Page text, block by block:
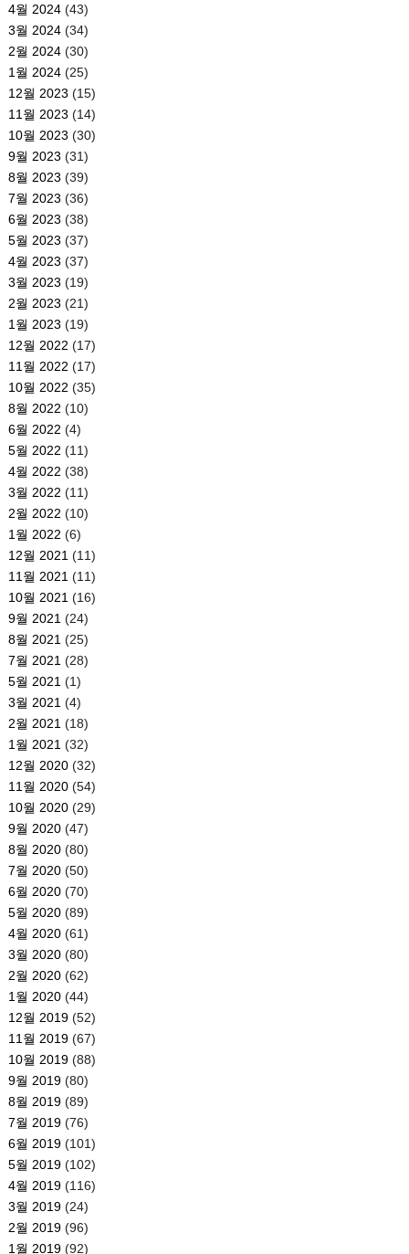
4월 2024(43)
3월 2024(34)
2월 2024(30)
1월 2024(25)
12월 2023 (15)
11월 2023 (14)
10월 2023 (30)
9월 2023 (31)
8월 2023 (39)
7월 2023 (36)
6월 2023 (38)
5월 2023 (37)
4월 2023 (37)
3월 2023 (19)
2월 2023 (21)
1월 2023 (19)
12월 2022 (17)
11월 2022 (17)
10월 2022 (35)
8월 2022 (10)
6월 2022 (4)
5월 2022 (11)
4월 2022 (38)
3월 2022 (11)
2월 2022 (10)
1월 2022 (6)
12월 2021 (11)
11월 2021 (11)
10월 2021 (16)
9월 2021 (24)
8월 2021 (25)
7월 2021 (28)
5월 2021 (1)
3월 2021 (4)
2월 2021 (18)
1월 2021 (32)
12월 2020(32)
11월 2020(54)
10월 2020(29)
9월 2020(47)
8월 2020(80)
7월 2020(50)
6월 2020(70)
5월 2020(89)
4월 2020(61)
3월 2020(80)
2월 2020(62)
1월 2020(44)
12월 2019(52)
11월 2019(67)
10월 2019(88)
9월 2019(80)
8월 2019(89)
7월 2019(76)
6월 2019(101)
5월 2019(102)
4월 2019(116)
3월 2019(24)
2월 2019(96)
1월 2019(92)